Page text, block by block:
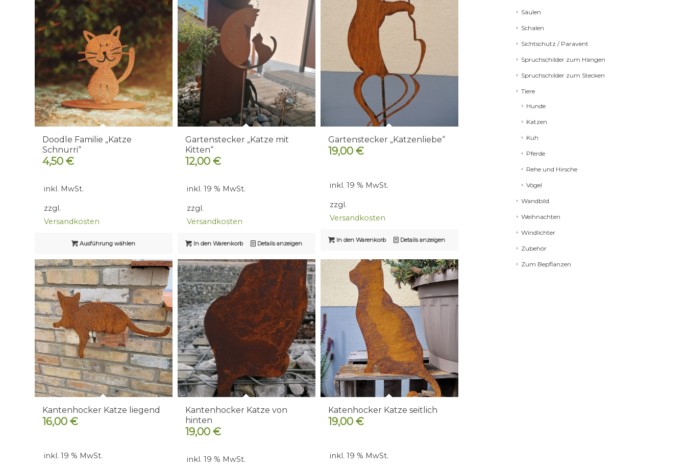
Doodle Familie „Katze
Schnurri“
4,50 €
inkl. MwSt.
zzgl.
Versandkosten
Ausführung wählen
Gartenstecker „Katze mit
Kitten“
12,00 €
inkl. 19 % MwSt.
zzgl.
Versandkosten
In den Warenkorb Details anzeigen
Gartenstecker „Katzenliebe“
19,00 €
inkl. 19 % MwSt.
zzgl.
Versandkosten
In den Warenkorb Details anzeigen
Kantenhocker Katze liegend
16,00 €
inkl. 19 % MwSt.
Kantenhocker Katze von
hinten
19,00 €
inkl. 19 % MwSt.
Katenhocker Katze seitlich
19,00 €
inkl. 19 % MwSt.
Säulen
Schalen
Sichtschutz / Paravent
Spruchschilder zum Hängen
Spruchschilder zum Stecken
Tiere
Hunde
Katzen
Kuh
Pferde
Rehe und Hirsche
Vögel
Wandbild
Weihnachten
Windlichter
Zubehör
Zum Bepflanzen